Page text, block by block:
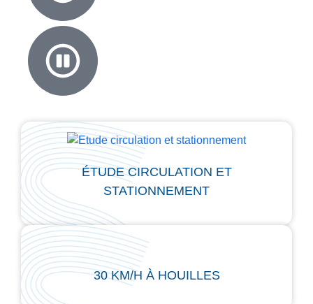
ÉTUDE CIRCULATION ET
STATIONNEMENT
30 KM/H À HOUILLES